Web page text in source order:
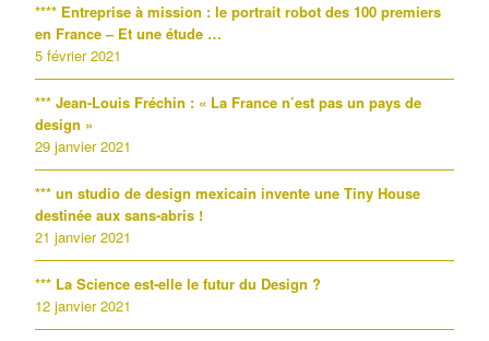
**** Entreprise à mission : le portrait robot des 100 premiers
en France – Et une étude …
5 février 2021
*** Jean-Louis Fréchin : « La France n’est pas un pays de
design »
29 janvier 2021
*** un studio de design mexicain invente une Tiny House
destinée aux sans-abris !
21 janvier 2021
*** La Science est-elle le futur du Design ?
12 janvier 2021